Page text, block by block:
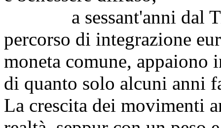
a sessant'anni dal
percorso di integrazione
moneta comune,
di quanto solo alcuni anni
La crescita dei movimenti